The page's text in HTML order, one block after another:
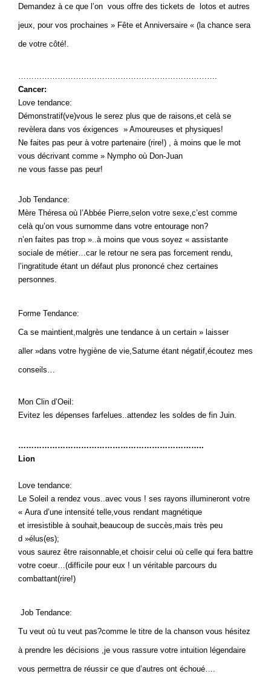
Demandez à ce que l’on vous offre des tickets de lotos et autres
jeux, pour vos prochaines » Fête et Anniversaire « (la chance sera
de votre côté!.
………………………………………………………………….
Cancer:
Love tendance:
Démonstratif(ve)vous le serez plus que de raisons,et celà se
revèlera dans vos éxigences » Amoureuses et physiques!
Ne faites pas peur à votre partenaire (rire!) , à moins que le mot
vous décrivant comme » Nympho où Don-Juan
ne vous fasse pas peur!
Job Tendance:
Mère Théresa où l’Abbée Pierre,selon votre sexe,c’est comme
celà qu’on vous surnomme dans votre entourage non?
n’en faites pas trop »..à moins que vous soyez « assistante
sociale de métier…car le retour ne sera pas forcement rendu,
l’ingratitude étant un défaut plus prononcé chez certaines
personnes.
Forme Tendance:
Ca se maintient,malgrès une tendance à un certain » laisser
aller »dans votre hygiène de vie,Saturne étant négatif,écoutez mes
conseils…
Mon Clin d’Oeil:
Evitez les dépenses farfelues..attendez les soldes de fin Juin.
……………………………………………………………..
Lion
Love tendance:
Le Soleil a rendez vous..avec vous ! ses rayons illumineront votre
« Aura d’une intensité telle,vous rendant magnétique
et irresistible à souhait,beaucoup de succès,mais très peu
d »élus(es);
vous saurez être raisonnable,et choisir celui où celle qui fera battre
votre coeur…(difficile pour eux ! un véritable parcours du
combattant(rire!)
Job Tendance:
Tu veut où tu veut pas?comme le titre de la chanson vous hésitez
à prendre les décisions ,je vous rassure votre intuition légendaire
vous permettra de réussir ce que d’autres ont échoué….